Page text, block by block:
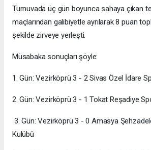
Turnuvada üç gün boyunca sahaya çıkan
maçlarından galibiyetle ayrılarak 8 puan
şekilde zirveye yerleşti.
Müsabaka sonuçları şöyle:
1. Gün: Vezirköprü 3 - 2 Sivas Özel İdare
2. Gün: Vezirköprü 3 - 1 Tokat Reşadiye
3. Gün: Vezirköprü 3 - 0 Amasya
Kulübü